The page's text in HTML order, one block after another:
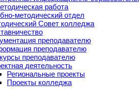
работа
методический отдел
Совет колледжа
преподавателю
преподавателю
преподавателю
деятельность
Региональные проекты
Проекты колледжа